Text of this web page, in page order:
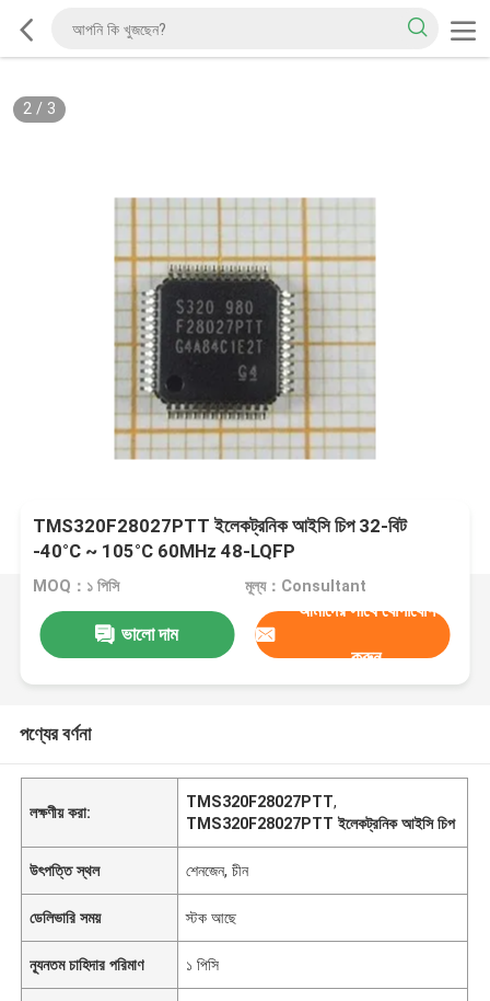
2/ 3
TMS320F28027PTT ইলেকট্রনিক আইসি চিপ 32-বিট
-40°C ~ 105°C 60MHz 48-LQFP
MOQ：১ পিসি মূল্য：Consultant
ভালো দাম
আমাদের সাথে যোগাযোগ
করুন
পণ্যের বর্ণনা
লক্ষণীয় করা:
TMS320F28027PTT,
TMS320F28027PTT ইলেকট্রনিক আইসি চিপ
উৎপত্তি স্থল শেনজেন, চীন
ডেলিভারি সময় স্টক আছে
ন্যূনতম চাহিদার পরিমাণ ১ পিসি